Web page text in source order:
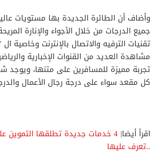
وأضاف أن الطائرة الجديدة بها مستويات
جميع الدرجات من خلال الأجواء والإنارة
مشاهدة العديد من القنوات الإخبارية
تجربة مميزة للمسافرين على متنها،
كل مقعد سواء على درجة رجال الأعمال
اقرأ أيضا|
4 خدمات جديدة تطلقها
..تعرف عليها